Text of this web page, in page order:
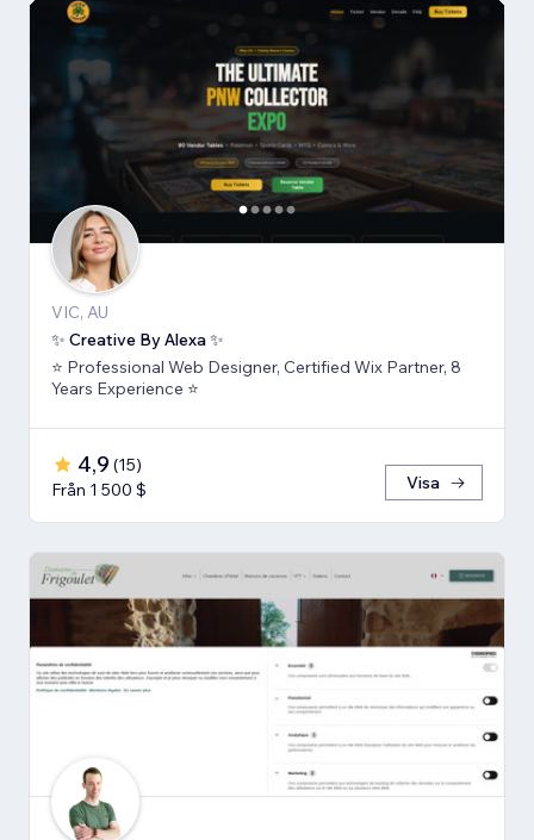
VIC, AU
✨ Creative By Alexa ✨
⭐ Professional Web Designer, Certified Wix Partner, 8
Years Experience ⭐
4,9 (15)
Från 1 500 $
Visa